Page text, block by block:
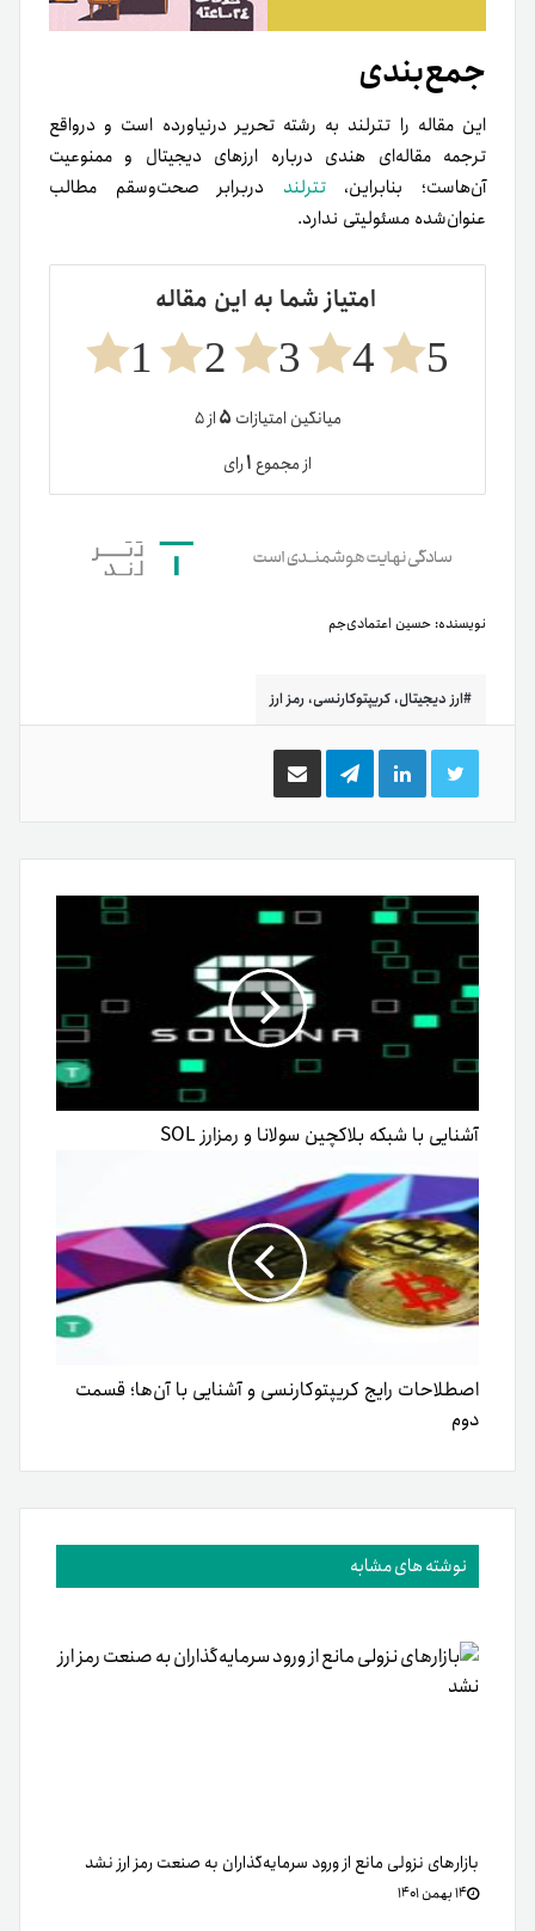
جمع‌بندی
این مقاله را تترلند به رشته تحریر درنیاورده است و در‌واقع
ترجمه مقاله‌ای هندی درباره ارزهای دیجیتال و ممنوعیت
آن‌هاست؛ بنابراین،تترلند دربرابر صحت‌وسقم مطالب
عنوان‌شده مسئولیتی ندارد.
امتیاز شما به این مقاله
5
4
3
2
1
میانگین امتیازات ۵از ۵
از مجموع۱رای
نویسنده: حسین اعتمادی‌جم
ارز دیجیتال، کریپتوکارنسی، رمز ارز
توییتر لینکدینتلگرام اشتراک
گذاری
ایمیل
آشنایی با شبکه بلاکچین سولانا و رمزارز SOL
اصطلاحات رایج کریپتوکارنسی و آشنایی با آن‌ها؛ قسمت
دوم
نوشته های مشابه
بازارهای نزولی مانع از ورود سرمایه‌گذاران به صنعت رمز ارز نشد
۱۴ بهمن ۱۴۰۱